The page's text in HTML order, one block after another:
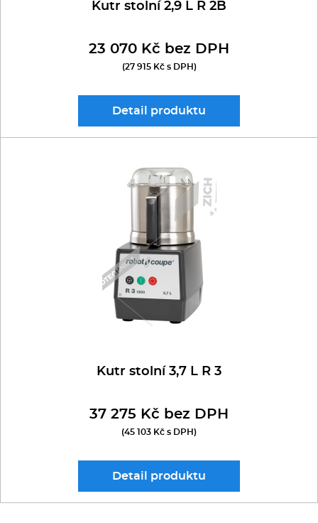
Kutr stolní 2,9 L R 2B
23 070 Kč bez DPH
(27 915 Kč s DPH)
Detail produktu
Kutr stolní 3,7 L R 3
37 275 Kč bez DPH
(45 103 Kč s DPH)
Detail produktu